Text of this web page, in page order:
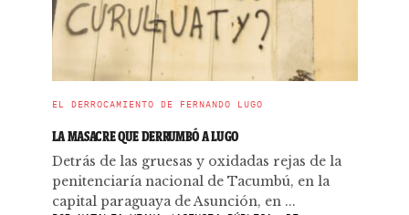
EL DERROCAMIENTO DE FERNANDO LUGO
LA MASACRE QUE DERRUMBÓ A LUGO
Detrás de las gruesas y oxidadas rejas de la
penitenciaría nacional de Tacumbú, en la
capital paraguaya de Asunción, en ...